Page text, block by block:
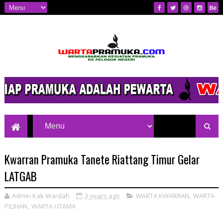
Pelosok Negeri
Kwarran Pramuka Tanete Riattang Timur Gelar
LATGAB
Admin Kak Wardah 3 years ago WARTA KWARRAN, WARTA
PILIHAN, WARTA UTAMA